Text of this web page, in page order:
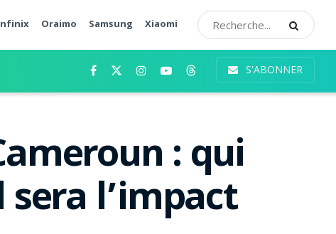
Oraimo Samsung Xiaomi
S'ABONNER
: qui
l’impact